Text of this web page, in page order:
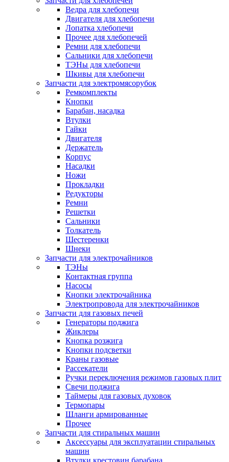
Ведра для хлебопечи
Двигателя для хлебопечи
Лопатка хлебопечи
Прочее для хлебопечей
Ремни для хлебопечи
Сальники для хлебопечи
ТЭНы для хлебопечи
Шкивы для хлебопечи
Запчасти для электромясорубок
Ремкомплекты
Кнопки
Барабан, насадка
Втулки
Гайки
Двигателя
Держатель
Корпус
Насадки
Ножи
Прокладки
Редукторы
Ремни
Решетки
Сальники
Толкатель
Шестеренки
Шнеки
Запчасти для электрочайников
ТЭНы
Контактная группа
Насосы
Кнопки электрочайника
Электропровода для электрочайников
Запчасти для газовых печей
Генераторы поджига
Жиклеры
Кнопка розжига
Кнопки подсветки
Краны газовые
Рассекатели
Ручки переключения режимов газовых плит
Свечи поджига
Таймеры для газовых духовок
Термопары
Шланги армированные
Прочее
Запчасти для стиральных машин
Аксессуары для эксплуатации стиральных
машин
Втулки крестовин барабана